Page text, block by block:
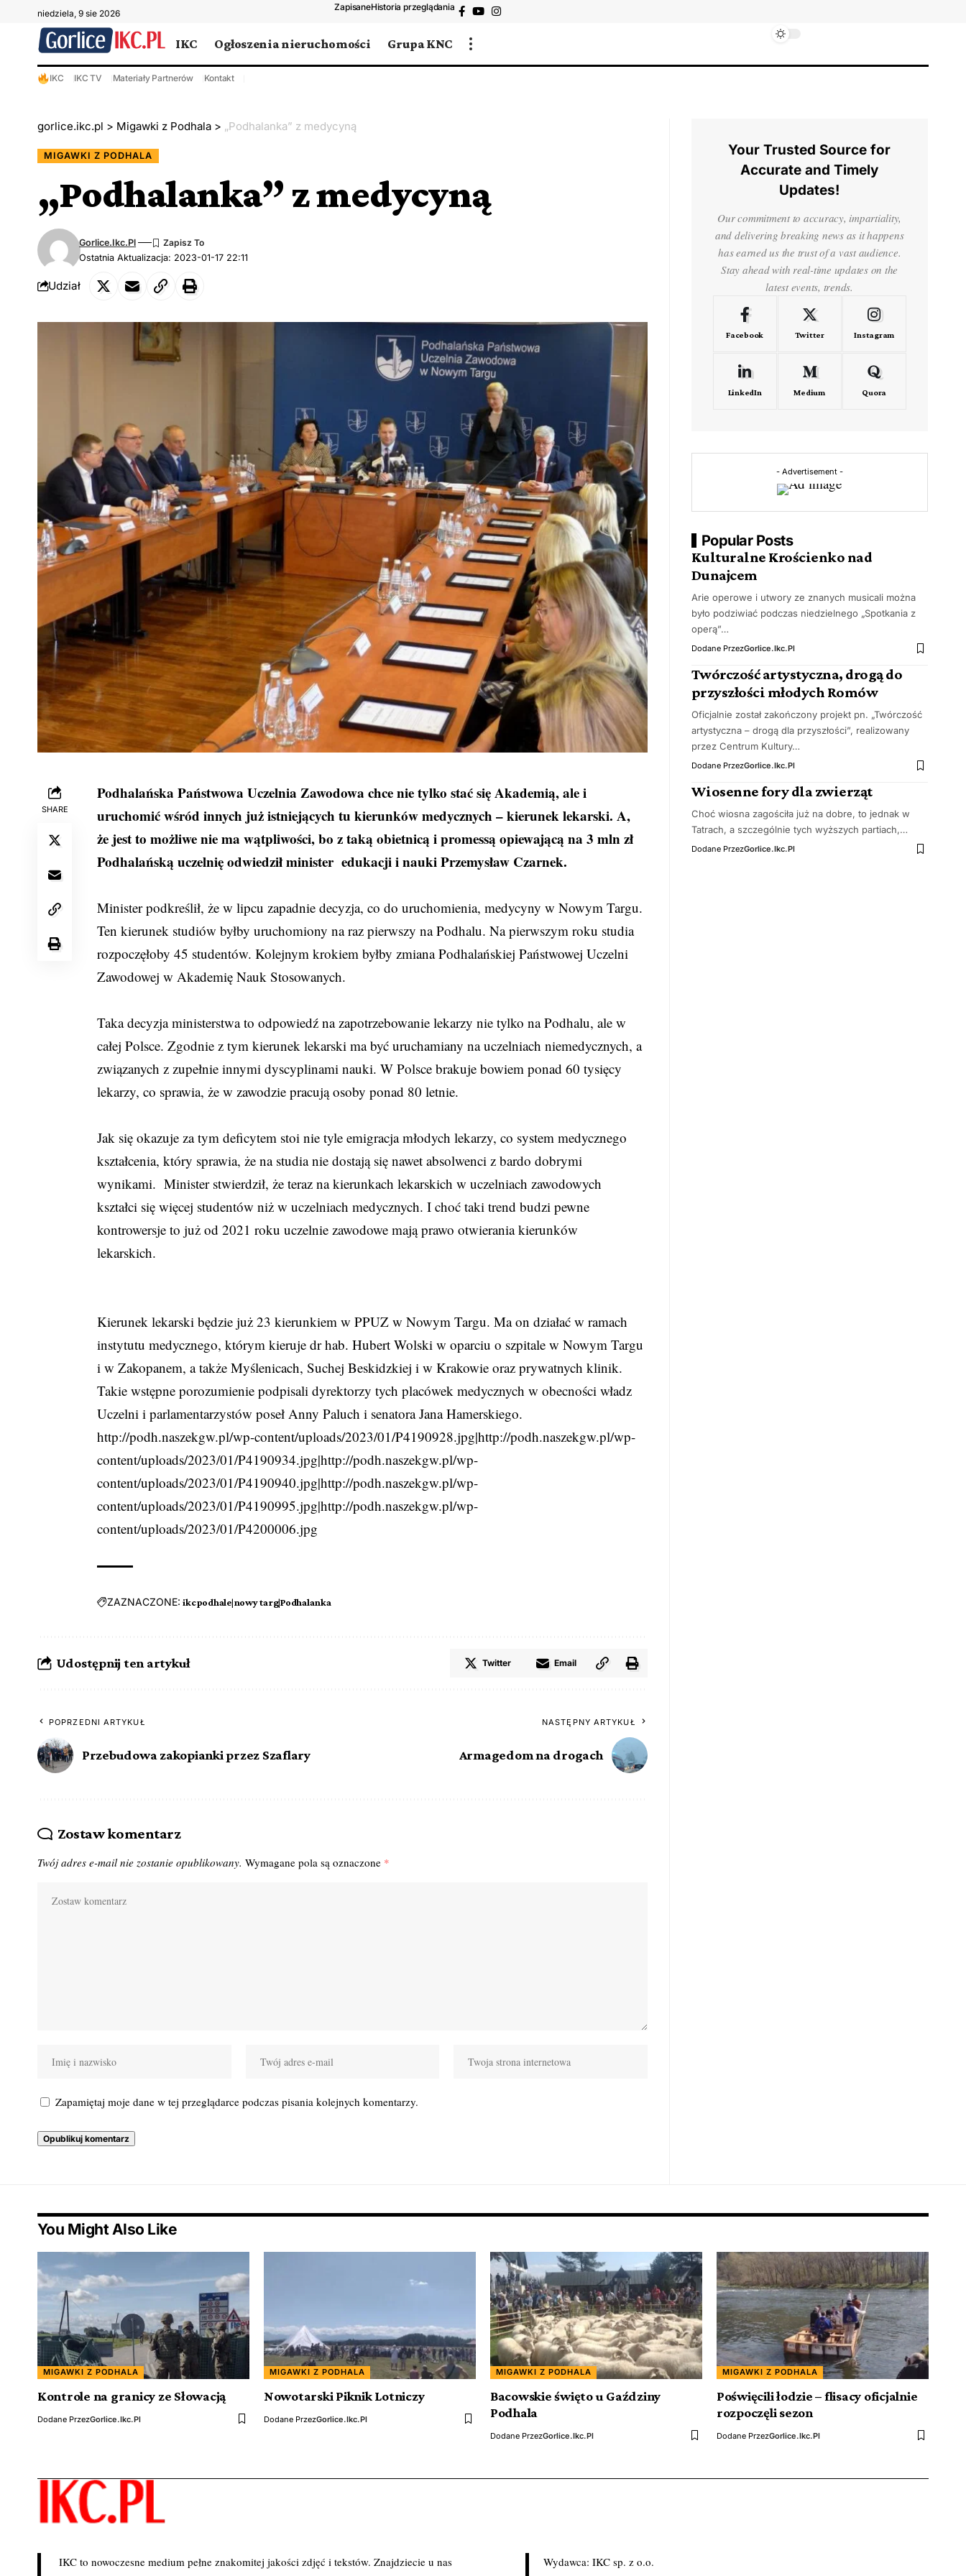
niedziela, 9 sie 2026
ZapisaneHistoria przeglądania
IKC Ogłoszenia nieruchomości Grupa KNC
IKC IKC TV Materiały Partnerów Kontakt
gorlice.ikc.pl > Migawki z Podhala > „Podhalanka” z medycyną
MIGAWKI Z PODHALA
„Podhalanka” z medycyną
Ostatnia Aktualizacja: 2023-01-17 22:11
Gorlice.ikc.pl
Udział
SHARE
Podhalańska Państwowa Uczelnia Zawodowa chce nie tylko stać się Akademią, ale i
uruchomić wśród innych już istniejących tu kierunków medycznych – kierunek lekarski. A,
że jest to możliwe nie ma wątpliwości, bo z taką obietnicą i promessą opiewającą na 3 mln zł
Podhalańską uczelnię odwiedził minister edukacji i nauki Przemysław Czarnek.
Minister podkreślił, że w lipcu zapadnie decyzja, co do uruchomienia, medycyny w Nowym Targu.
Ten kierunek studiów byłby uruchomiony na raz pierwszy na Podhalu. Na pierwszym roku studia
rozpoczęłoby 45 studentów. Kolejnym krokiem byłby zmiana Podhalańskiej Państwowej Uczelni
Zawodowej w Akademię Nauk Stosowanych.
Taka decyzja ministerstwa to odpowiedź na zapotrzebowanie lekarzy nie tylko na Podhalu, ale w
całej Polsce. Zgodnie z tym kierunek lekarski ma być uruchamiany na uczelniach niemedycznych, a
związanych z zupełnie innymi dyscyplinami nauki. W Polsce brakuje bowiem ponad 60 tysięcy
lekarzy, co sprawia, że w zawodzie pracują osoby ponad 80 letnie.
Jak się okazuje za tym deficytem stoi nie tyle emigracja młodych lekarzy, co system medycznego
kształcenia, który sprawia, że na studia nie dostają się nawet absolwenci z bardo dobrymi
wynikami. Minister stwierdził, że teraz na kierunkach lekarskich w uczelniach zawodowych
kształci się więcej studentów niż w uczelniach medycznych. I choć taki trend budzi pewne
kontrowersje to już od 2021 roku uczelnie zawodowe mają prawo otwierania kierunków
lekarskich.
Kierunek lekarski będzie już 23 kierunkiem w PPUZ w Nowym Targu. Ma on działać w ramach
instytutu medycznego, którym kieruje dr hab. Hubert Wolski w oparciu o szpitale w Nowym Targu
i w Zakopanem, a także Myślenicach, Suchej Beskidzkiej i w Krakowie oraz prywatnych klinik.
Takie wstępne porozumienie podpisali dyrektorzy tych placówek medycznych w obecności władz
Uczelni i parlamentarzystów poseł Anny Paluch i senatora Jana Hamerskiego.
http://podh.naszekgw.pl/wp-content/uploads/2023/01/P4190928.jpg|http://podh.naszekgw.pl/wp-
content/uploads/2023/01/P4190934.jpg|http://podh.naszekgw.pl/wp-
content/uploads/2023/01/P4190940.jpg|http://podh.naszekgw.pl/wp-
content/uploads/2023/01/P4190995.jpg|http://podh.naszekgw.pl/wp-
content/uploads/2023/01/P4200006.jpg
ZAZNACZONE: ikcpodhale|nowy targ|Podhalanka
Udostępnij ten artykuł Twitter Email
POPRZEDNI ARTYKUŁ
Przebudowa zakopianki przez Szaflary
NASTĘPNY ARTYKUŁ
Armagedom na drogach
Zostaw komentarz
Twój adres e-mail nie zostanie opublikowany. Wymagane pola są oznaczone *
Zapamiętaj moje dane w tej przeglądarce podczas pisania kolejnych komentarzy.
Your Trusted Source for
Accurate and Timely
Updates!
Our commitment to accuracy, impartiality,
and delivering breaking news as it happens
has earned us the trust of a vast audience.
Stay ahead with real-time updates on the
latest events, trends.
Facebook Twitter Instagram
LinkedIn Medium Quora
- Advertisement -
Popular Posts
Kulturalne Krościenko nad
Dunajcem
Arie operowe i utwory ze znanych musicali można
było podziwiać podczas niedzielnego „Spotkania z
operą”…
Dodane PrzezGorlice.ikc.pl
Twórczość artystyczna, drogą do
przyszłości młodych Romów
Oficjalnie został zakończony projekt pn. „Twórczość
artystyczna – drogą dla przyszłości”, realizowany
przez Centrum Kultury…
Dodane PrzezGorlice.ikc.pl
Wiosenne fory dla zwierząt
Choć wiosna zagościła już na dobre, to jednak w
Tatrach, a szczególnie tych wyższych partiach,…
Dodane PrzezGorlice.ikc.pl
You Might Also Like
MIGAWKI Z PODHALA
Kontrole na granicy ze Słowacją
Dodane PrzezGorlice.ikc.pl
MIGAWKI Z PODHALA
Nowotarski Piknik Lotniczy
Dodane PrzezGorlice.ikc.pl
MIGAWKI Z PODHALA
Bacowskie święto u Gaździny
Podhala
Dodane PrzezGorlice.ikc.pl
MIGAWKI Z PODHALA
Poświęcili łodzie – flisacy oficjalnie
rozpoczęli sezon
Dodane PrzezGorlice.ikc.pl
IKC to nowoczesne medium pełne znakomitej jakości zdjęć i tekstów. Znajdziecie u nas
Wydawca: IKC sp. z o.o.